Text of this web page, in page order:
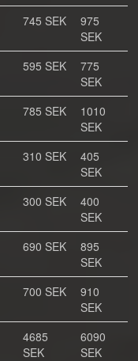
745 SEK
975
SEK
595 SEK
775
SEK
785 SEK
1010
SEK
310 SEK
405
SEK
300 SEK
400
SEK
690 SEK
895
SEK
700 SEK
910
SEK
4685
SEK
6090
SEK